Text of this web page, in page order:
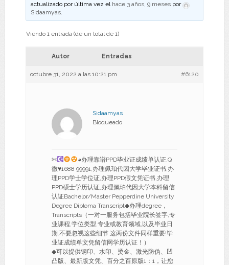
actualizado por última vez el hace 3 años, 9 meses por
Sidaamyas.
Viendo 1 entrada (de un total de 1)
Autor Entradas
octubre 31, 2022 a las 10:21 pm #6120
Sidaamyas
Bloqueado
✄
◕办理靠谱PPD毕业证成绩单认证,Q
微♥1688 99991,办理佩珀代因大学毕业证书,办
理PPD学士学位证,办理PPD假文凭证书,办理
PPD硕士学历认证,办理佩珀代因大学本科留信
认证Bachelor/Master Pepperdine University
Degree Diploma Transcript◆办理degree，
Transcripts（一对一服务包括毕业院长签字,专
业课程,学位类型,专业或教育领域,以及毕业日
期.不要忽视这些细节.这两份文件同样重要!毕
业证成绩单文凭留信网学历认证！）
◆可以提供钢印、水印、烫金、激光防伪、凹
凸版、最新版文凭、百分之百原版1：1，让您